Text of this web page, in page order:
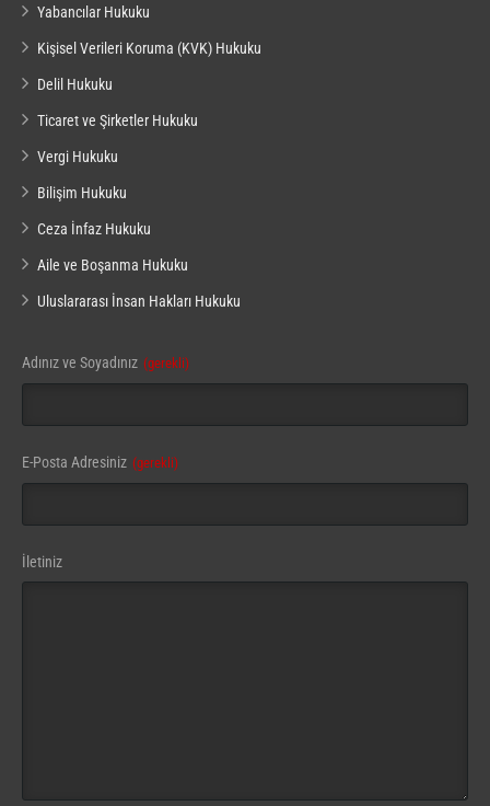
Yabancılar Hukuku
Kişisel Verileri Koruma (KVK) Hukuku
Delil Hukuku
Ticaret ve Şirketler Hukuku
Vergi Hukuku
Bilişim Hukuku
Ceza İnfaz Hukuku
Aile ve Boşanma Hukuku
Uluslararası İnsan Hakları Hukuku
Adınız ve Soyadınız (gerekli)
E-Posta Adresiniz (gerekli)
Website
URL (gerekli)
İletiniz